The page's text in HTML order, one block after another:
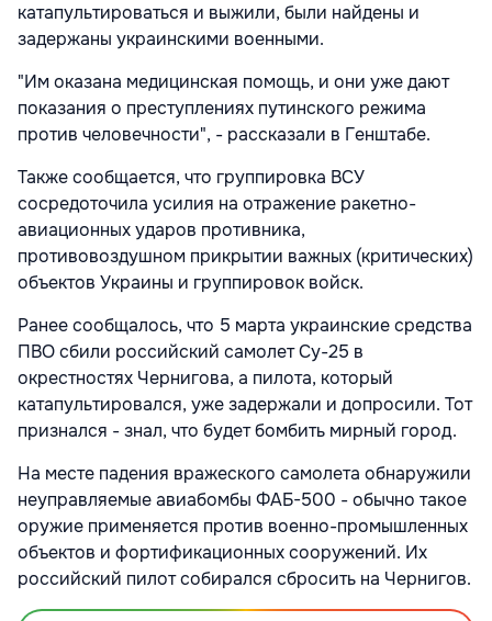
катапультироваться и выжили, были найдены и
задержаны украинскими военными.
"Им оказана медицинская помощь, и они уже дают
показания о преступлениях путинского режима
против человечности", - рассказали в Генштабе.
Также сообщается, что группировка ВСУ
сосредоточила усилия на отражение ракетно-
авиационных ударов противника,
противовоздушном прикрытии важных (критических)
объектов Украины и группировок войск.
Ранее сообщалось, что 5 марта украинские средства
ПВО сбили российский самолет Су-25 в
окрестностях Чернигова, а пилота, который
катапультировался, уже задержали и допросили. Тот
признался - знал, что будет бомбить мирный город.
На месте падения вражеского самолета обнаружили
неуправляемые авиабомбы ФАБ-500 - обычно такое
оружие применяется против военно-промышленных
объектов и фортификационных сооружений. Их
российский пилот собирался сбросить на Чернигов.